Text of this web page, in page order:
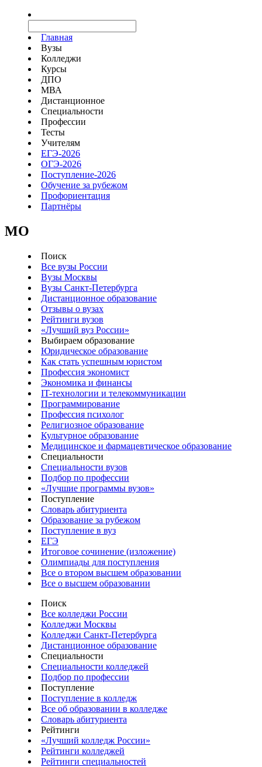
Главная
Вузы
Колледжи
Курсы
ДПО
МВА
Дистанционное
Специальности
Профессии
Тесты
Учителям
ЕГЭ-2026
ОГЭ-2026
Поступление-2026
Обучение за рубежом
Профориентация
Партнёры
MO
Поиск
Все вузы России
Вузы Москвы
Вузы Санкт-Петербурга
Дистанционное образование
Отзывы о вузах
Рейтинги вузов
«Лучший вуз России»
Выбираем образование
Юридическое образование
Как стать успешным юристом
Профессия экономист
Экономика и финансы
IT-технологии и телекоммуникации
Программирование
Профессия психолог
Религиозное образование
Культурное образование
Медицинское и фармацевтическое образование
Специальности
Специальности вузов
Подбор по профессии
«Лучшие программы вузов»
Поступление
Словарь абитуриента
Образование за рубежом
Поступление в вуз
ЕГЭ
Итоговое сочинение (изложение)
Олимпиады для поступления
Все о втором высшем образовании
Все о высшем образовании
Поиск
Все колледжи России
Колледжи Москвы
Колледжи Санкт-Петербурга
Дистанционное образование
Специальности
Специальности колледжей
Подбор по профессии
Поступление
Поступление в колледж
Все об образовании в колледже
Словарь абитуриента
Рейтинги
«Лучший колледж России»
Рейтинги колледжей
Рейтинги специальностей